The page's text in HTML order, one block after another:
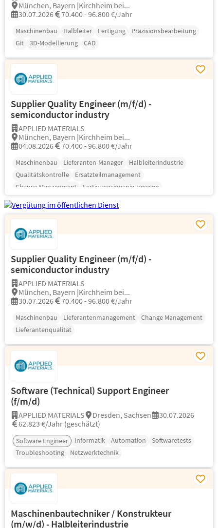
München, Bayern |Kirchheim bei...
30.07.2026
70.400 - 96.800 €/Jahr
Maschinenbau Halbleiter Fertigung
Präzisionsbearbeitung
Git
3D-Modellierung CAD
Supplier Quality Engineer (m/f/d) -
semiconductor industry
APPLIED MATERIALS
München, Bayern |Kirchheim bei...
04.08.2026
70.400 - 96.800 €/Jahr
Maschinenbau Lieferanten-Manager
Halbleiterindustrie
Qualitätskontrolle
Ersatzteilmanagement
Change Management
Fertigungsingenieurwesen
Supplier Quality Engineer (m/f/d) -
semiconductor industry
APPLIED MATERIALS
München, Bayern |Kirchheim bei...
30.07.2026
70.400 - 96.800 €/Jahr
Maschinenbau Lieferantenmanagement
Change Management
Lieferantenqualität
Software (Technical) Support Engineer
(f/m/d)
APPLIED MATERIALS Dresden, Sachsen
30.07.2026
62.823 €/Jahr (geschätzt)
Software Engineer Informatik Automation
Softwaretests
Troubleshooting
Netzwerktechnik
Maschinenbautechniker / Konstrukteur
(m/w/d) - Halbleiterindustrie